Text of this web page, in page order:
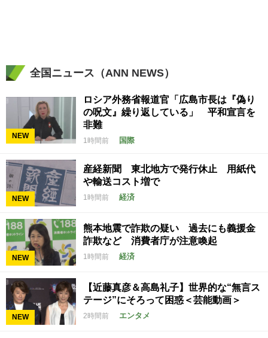
全国ニュース（ANN NEWS）
NEW
ロシア外務省報道官「広島市長は『偽り
の呪文』繰り返している」 平和宣言を
非難
1時間前 国際
NEW
産経新聞 東北地方で発行休止 用紙代
や輸送コスト増で
1時間前 経済
NEW
熊本地震で詐欺の疑い 過去にも義援金
詐欺など 消費者庁が注意喚起
1時間前 経済
NEW
【近藤真彦＆高島礼子】世界的な“無言ス
テージ”にそろって困惑＜芸能動画＞
2時間前 エンタメ